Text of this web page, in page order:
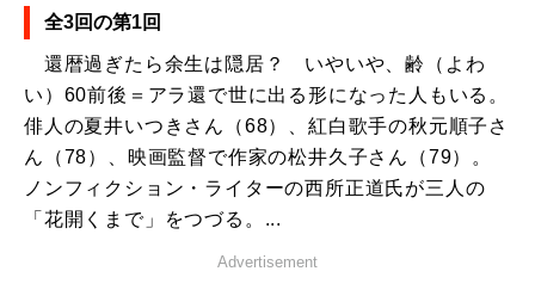
全3回の第1回
還暦過ぎたら余生は隠居？ いやいや、齢（よわ
い）60前後＝アラ還で世に出る形になった人もいる。
俳人の夏井いつきさん（68）、紅白歌手の秋元順子さ
ん（78）、映画監督で作家の松井久子さん（79）。
ノンフィクション・ライターの西所正道氏が三人の
「花開くまで」をつづる。...
Advertisement